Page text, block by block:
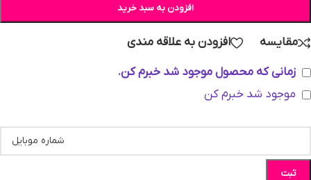
افزودن به سبد خرید
مقایسه
افزودن به علاقه مندی
زمانی که محصول موجود شد خبرم کن.
موجود شد خبرم کن
ثبت